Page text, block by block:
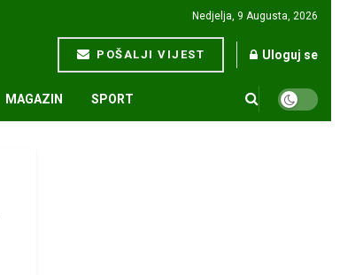
Nedjelja, 9 Augusta, 2026
POŠALJI VIJEST Uloguj se
MAGAZIN SPORT